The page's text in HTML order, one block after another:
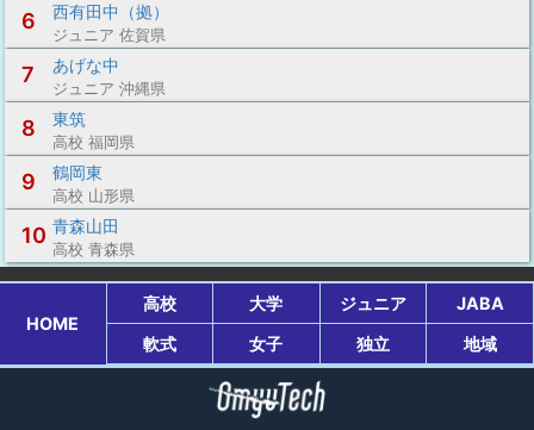
6 西有田中（拠）
ジュニア 佐賀県
7 あげな中
ジュニア 沖縄県
8 東筑
高校 福岡県
9 鶴岡東
高校 山形県
10 青森山田
高校 青森県
HOME
高校 大学 ジュニア
JABA
軟式
女子 独立 地域